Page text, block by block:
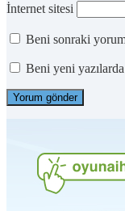
İnternet sitesi
Beni sonraki
Beni yeni